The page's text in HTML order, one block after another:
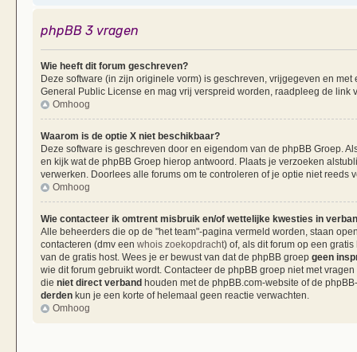
phpBB 3 vragen
Wie heeft dit forum geschreven?
Deze software (in zijn originele vorm) is geschreven, vrijgegeven en
General Public License en mag vrij verspreid worden, raadpleeg de link
Omhoog
Waarom is de optie X niet beschikbaar?
Deze software is geschreven door en eigendom van de phpBB Groep.
en kijk wat de phpBB Groep hierop antwoord. Plaats je verzoeken
verwerken. Doorlees alle forums om te controleren of je optie niet
Omhoog
Wie contacteer ik omtrent misbruik en/of wettelijke kwesties in
Alle beheerders die op de "het team"-pagina vermeld worden, staan
contacteren (dmv een whois zoekopdracht) of, als dit forum op een
van de gratis host. Wees je er bewust van dat de phpBB groep geen
wie dit forum gebruikt wordt. Contacteer de phpBB groep niet met
die niet direct verband houden met de phpBB.com-website of de
derden kun je een korte of helemaal geen reactie verwachten.
Omhoog